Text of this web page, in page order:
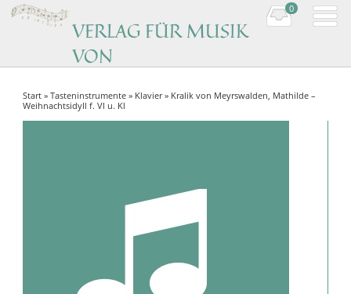
VERLAG FÜR MUSIK
VON
Music by women composers
0
Start »Tasteninstrumente » Klavier» Kralik von Meyrswalden, Mathilde –
Weihnachtsidyll f. Vl u. Kl